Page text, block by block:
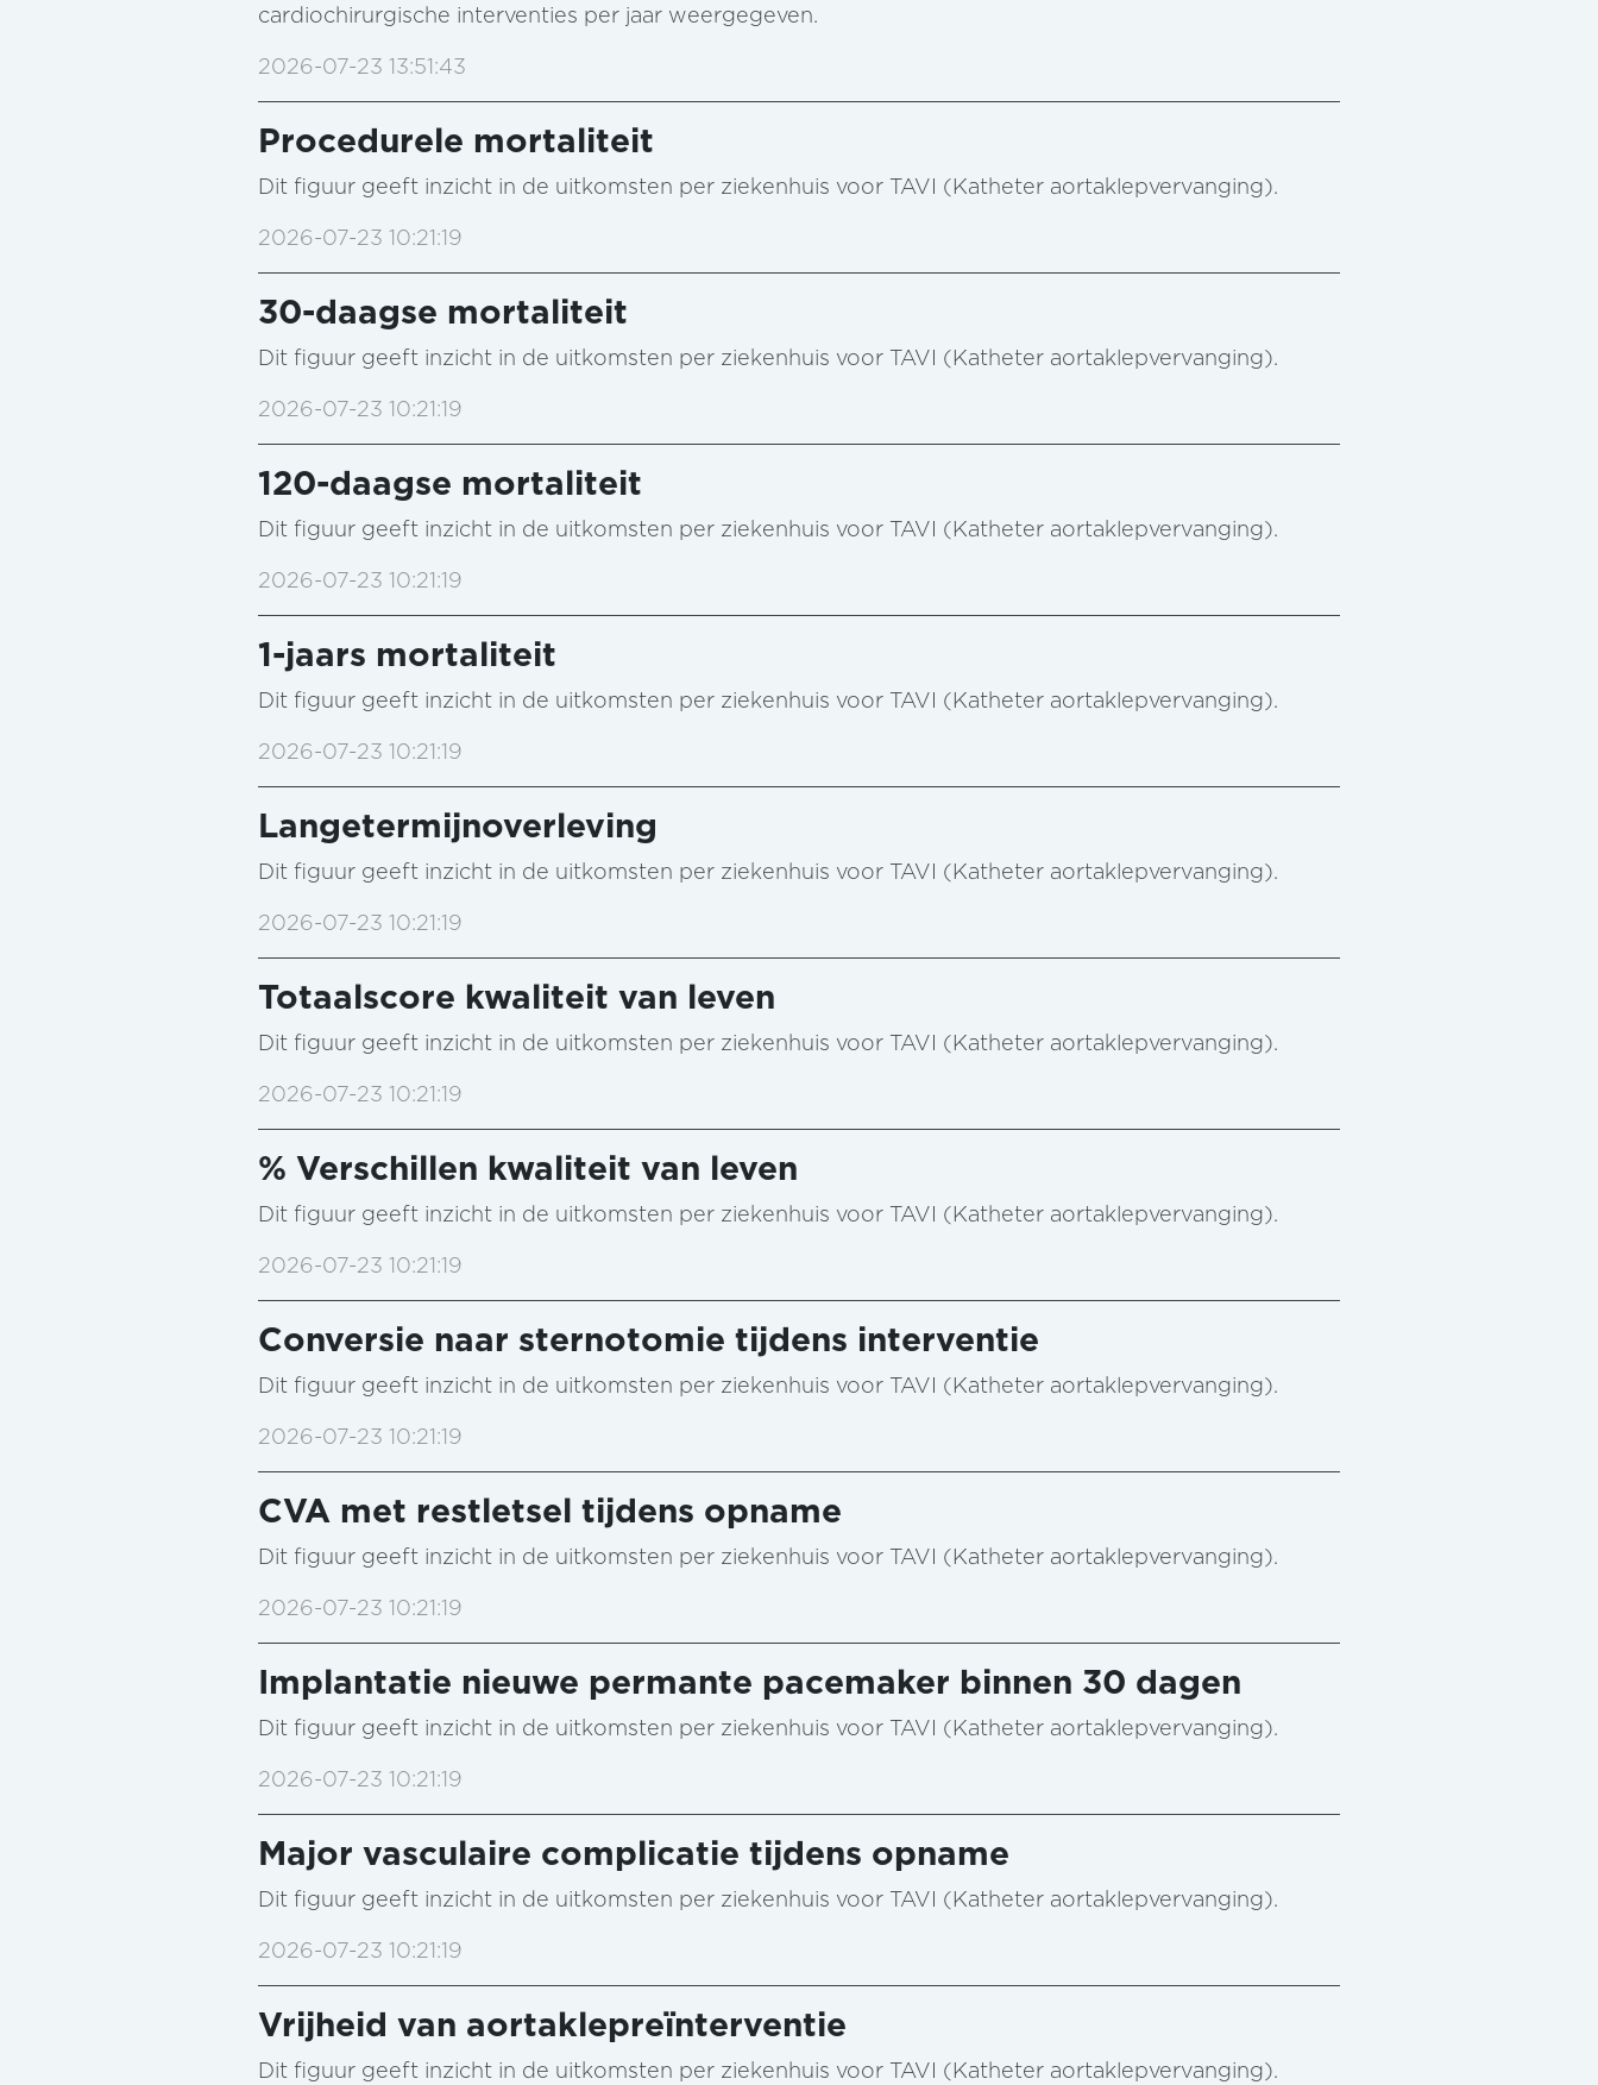
cardiochirurgische interventies per jaar weergegeven.
2026-07-23 13:51:43
Procedurele mortaliteit
Dit figuur geeft inzicht in de uitkomsten per ziekenhuis voor TAVI (Katheter aortaklepvervanging).
2026-07-23 10:21:19
30-daagse mortaliteit
Dit figuur geeft inzicht in de uitkomsten per ziekenhuis voor TAVI (Katheter aortaklepvervanging).
2026-07-23 10:21:19
120-daagse mortaliteit
Dit figuur geeft inzicht in de uitkomsten per ziekenhuis voor TAVI (Katheter aortaklepvervanging).
2026-07-23 10:21:19
1-jaars mortaliteit
Dit figuur geeft inzicht in de uitkomsten per ziekenhuis voor TAVI (Katheter aortaklepvervanging).
2026-07-23 10:21:19
Langetermijnoverleving
Dit figuur geeft inzicht in de uitkomsten per ziekenhuis voor TAVI (Katheter aortaklepvervanging).
2026-07-23 10:21:19
Totaalscore kwaliteit van leven
Dit figuur geeft inzicht in de uitkomsten per ziekenhuis voor TAVI (Katheter aortaklepvervanging).
2026-07-23 10:21:19
% Verschillen kwaliteit van leven
Dit figuur geeft inzicht in de uitkomsten per ziekenhuis voor TAVI (Katheter aortaklepvervanging).
2026-07-23 10:21:19
Conversie naar sternotomie tijdens interventie
Dit figuur geeft inzicht in de uitkomsten per ziekenhuis voor TAVI (Katheter aortaklepvervanging).
2026-07-23 10:21:19
CVA met restletsel tijdens opname
Dit figuur geeft inzicht in de uitkomsten per ziekenhuis voor TAVI (Katheter aortaklepvervanging).
2026-07-23 10:21:19
Implantatie nieuwe permante pacemaker binnen 30 dagen
Dit figuur geeft inzicht in de uitkomsten per ziekenhuis voor TAVI (Katheter aortaklepvervanging).
2026-07-23 10:21:19
Major vasculaire complicatie tijdens opname
Dit figuur geeft inzicht in de uitkomsten per ziekenhuis voor TAVI (Katheter aortaklepvervanging).
2026-07-23 10:21:19
Vrijheid van aortaklepreïnterventie
Dit figuur geeft inzicht in de uitkomsten per ziekenhuis voor TAVI (Katheter aortaklepvervanging).